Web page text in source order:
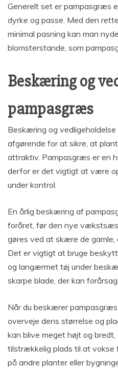
Generelt set er pampasgræs
dyrke og passe. Med den
minimal pasning kan man
blomsterstande, som
Beskæring og
pampasgræs
Beskæring og
afgørende for at sikre, at
attraktiv. Pampasgræs er en
derfor er det vigtigt at være
under kontrol.
En årlig beskæring af
foråret, før den nye
gøres ved at skære de gamle,
Det er vigtigt at bruge
og langærmet tøj under
skarpe blade, der kan
Når du beskærer
overveje dens størrelse og
kan blive meget højt og
tilstrækkelig plads til at
på andre planter eller